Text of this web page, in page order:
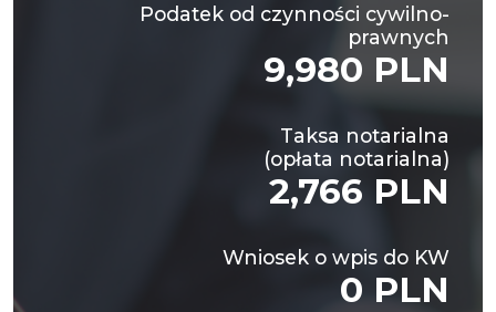
Podatek od czynności cywilno-
prawnych
9,980 PLN
Taksa notarialna
(opłata notarialna)
2,766 PLN
Wniosek o wpis do KW
0 PLN